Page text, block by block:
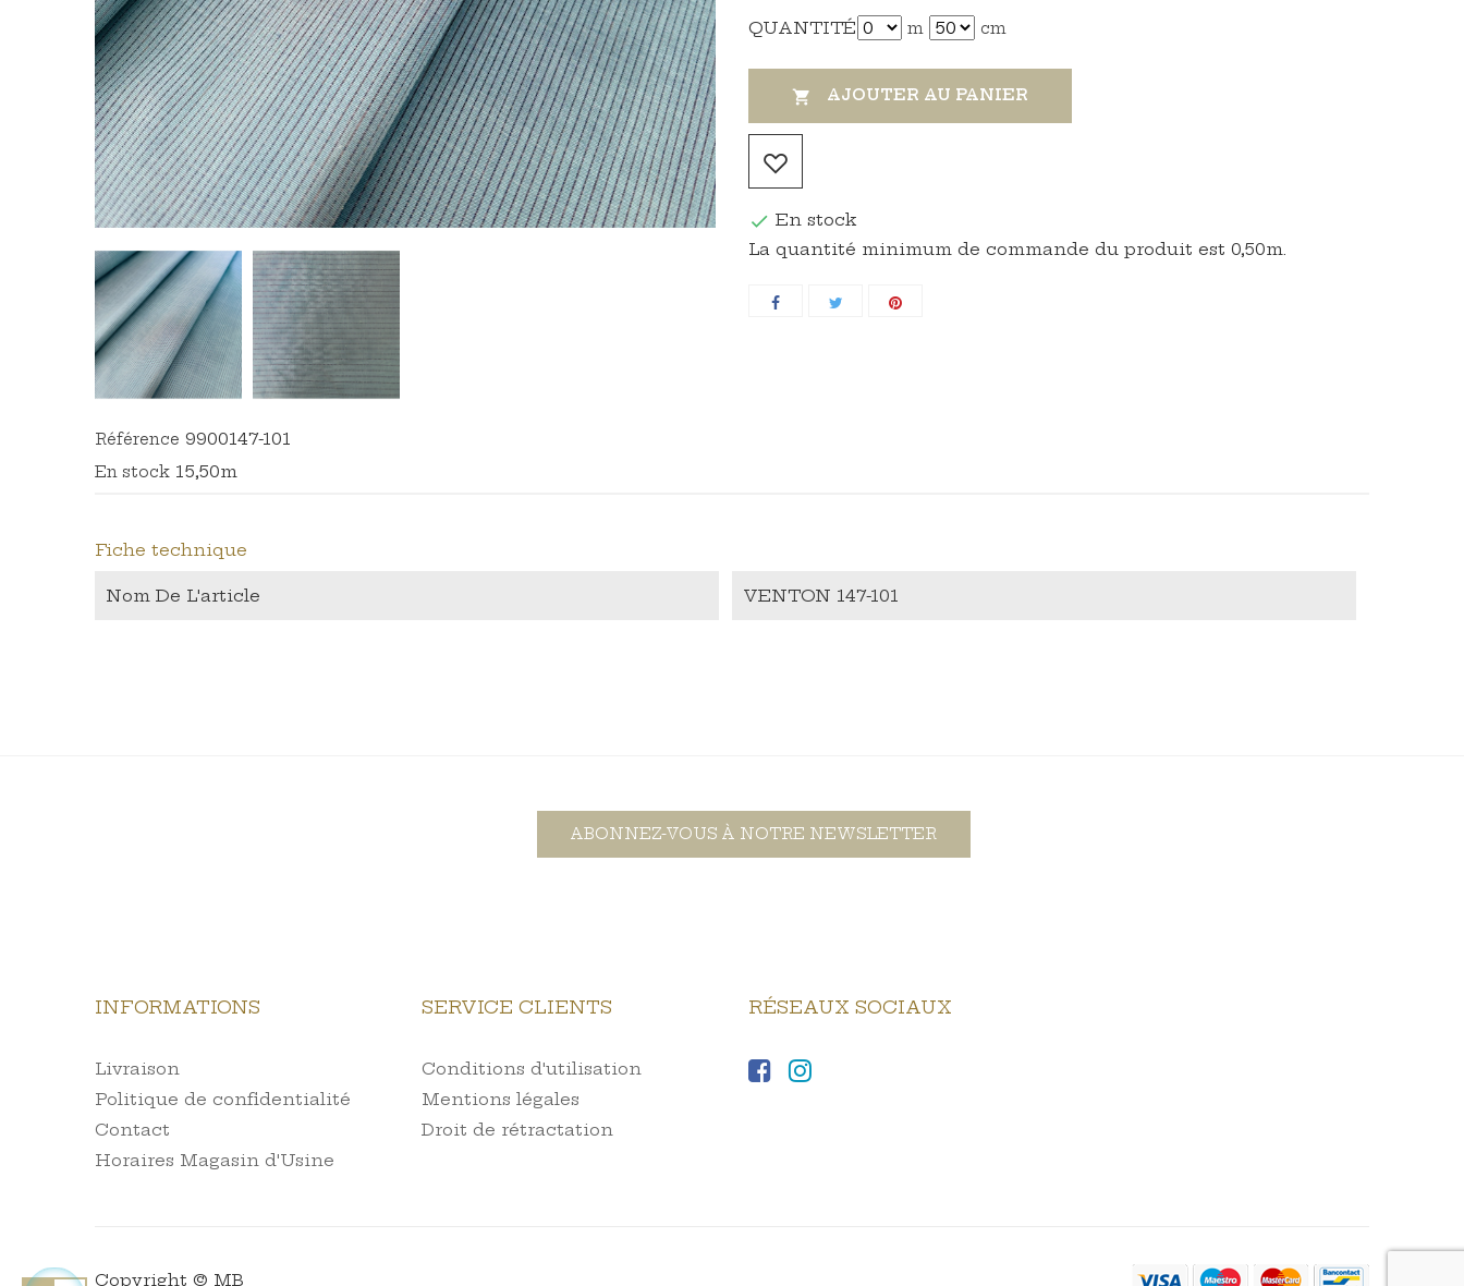
QUANTITÉ m cm
 AJOUTER AU PANIER
 En stock
La quantité minimum de commande du produit est 0,50m.
Référence 9900147-101
En stock 15,50m
Fiche technique
Nom De L'article VENTON 147-101
ABONNEZ-VOUS À NOTRE NEWSLETTER
INFORMATIONS
Livraison
Politique de confidentialité
Contact
Horaires Magasin d'Usine
SERVICE CLIENTS
Conditions d'utilisation
Mentions légales
Droit de rétractation
RÉSEAUX SOCIAUX
Copyright © MB